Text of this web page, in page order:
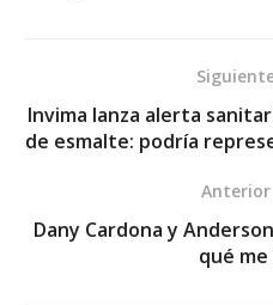
Invima lanza alerta
de esmalte: podría
Dany Cardona y
qué me